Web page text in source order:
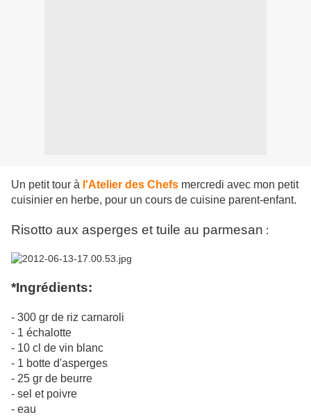
Un petit tour à l'Atelier des Chefs mercredi avec mon petit
cuisinier en herbe, pour un cours de cuisine parent-enfant.
Risotto aux asperges et tuile au parmesan :
*Ingrédients:
- 300 gr de riz carnaroli
- 1 échalotte
- 10 cl de vin blanc
- 1 botte d'asperges
- 25 gr de beurre
- sel et poivre
- eau